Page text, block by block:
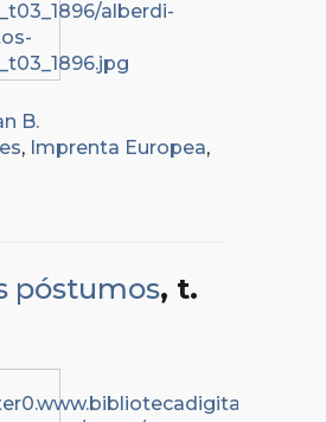
B.
, Imprenta Europea,
póstumos, t.